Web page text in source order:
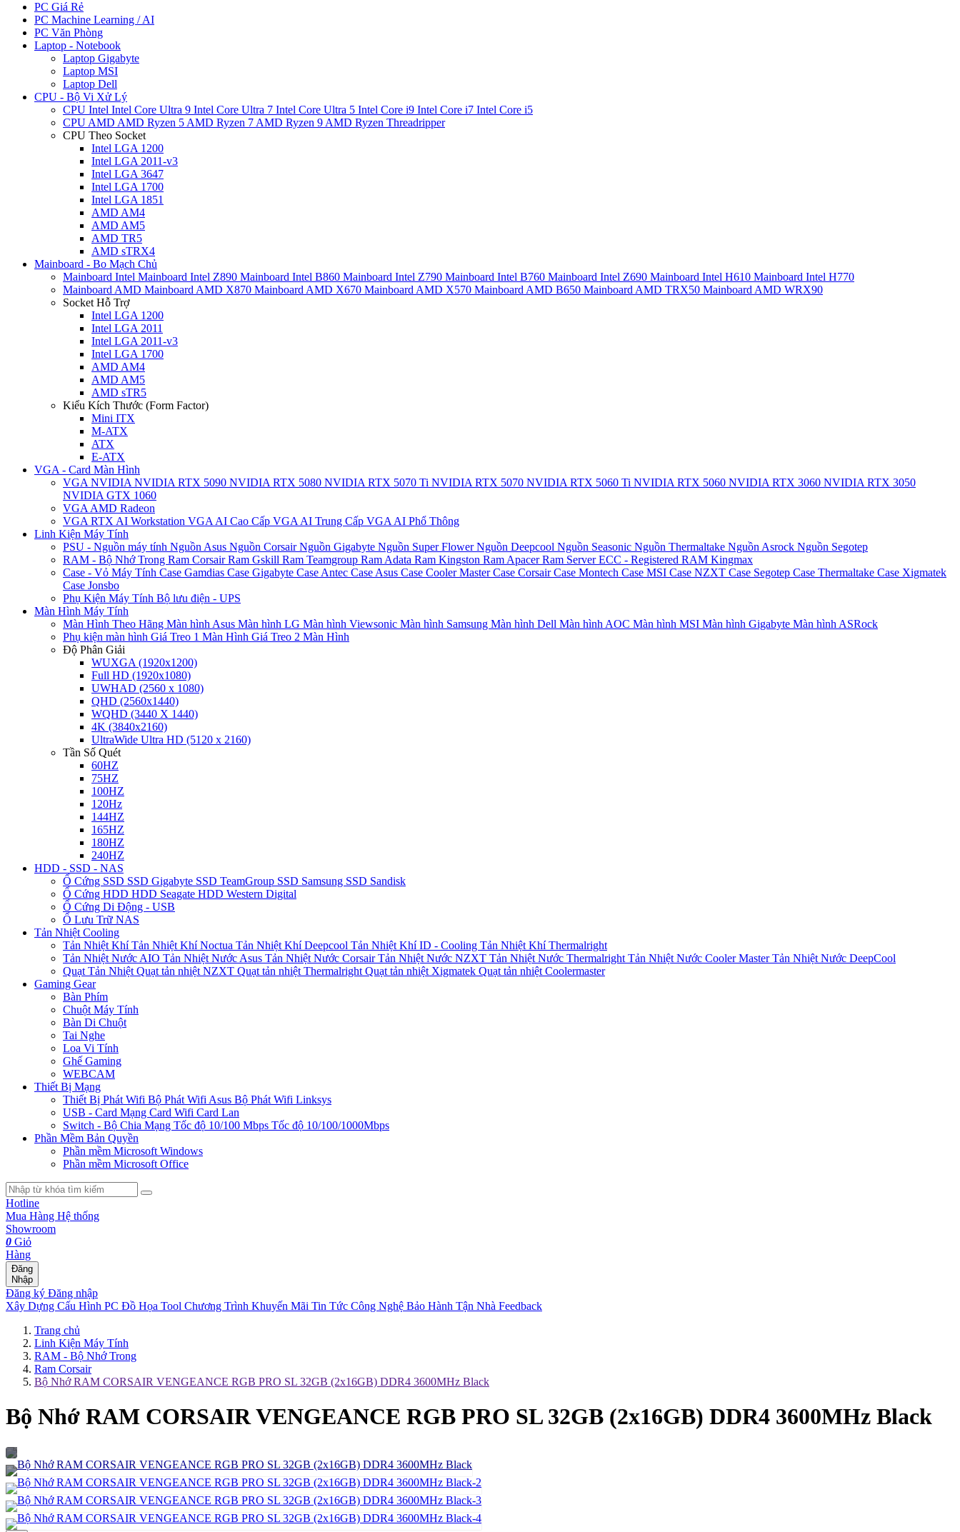
PC Giá Rẻ
PC Machine Learning / AI
PC Văn Phòng
Laptop - Notebook
Laptop Gigabyte
Laptop MSI
Laptop Dell
CPU - Bộ Vi Xử Lý
CPU Intel Intel Core Ultra 9 Intel Core Ultra 7 Intel Core Ultra 5 Intel Core i9 Intel Core i7 Intel Core i5
CPU AMD AMD Ryzen 5 AMD Ryzen 7 AMD Ryzen 9 AMD Ryzen Threadripper
CPU Theo Socket
Intel LGA 1200
Intel LGA 2011-v3
Intel LGA 3647
Intel LGA 1700
Intel LGA 1851
AMD AM4
AMD AM5
AMD TR5
AMD sTRX4
Mainboard - Bo Mạch Chủ
Mainboard Intel Mainboard Intel Z890 Mainboard Intel B860 Mainboard Intel Z790 Mainboard Intel B760 Mainboard Intel Z690 Mainboard Intel H610 Mainboard Intel H770
Mainboard AMD Mainboard AMD X870 Mainboard AMD X670 Mainboard AMD X570 Mainboard AMD B650 Mainboard AMD TRX50 Mainboard AMD WRX90
Socket Hỗ Trợ
Intel LGA 1200
Intel LGA 2011
Intel LGA 2011-v3
Intel LGA 1700
AMD AM4
AMD AM5
AMD sTR5
Kiểu Kích Thước (Form Factor)
Mini ITX
M-ATX
ATX
E-ATX
VGA - Card Màn Hình
VGA NVIDIA NVIDIA RTX 5090 NVIDIA RTX 5080 NVIDIA RTX 5070 Ti NVIDIA RTX 5070 NVIDIA RTX 5060 Ti NVIDIA RTX 5060 NVIDIA RTX 3060 NVIDIA RTX 3050
NVIDIA GTX 1060
VGA AMD Radeon
VGA RTX AI Workstation VGA AI Cao Cấp VGA AI Trung Cấp VGA AI Phổ Thông
Linh Kiện Máy Tính
PSU - Nguồn máy tính Nguồn Asus Nguồn CorsairNguồn Gigabyte Nguồn Super FlowerNguồn Deepcool Nguồn Seasonic Nguồn Thermaltake Nguồn Asrock Nguồn Segotep
RAM - Bộ Nhớ Trong Ram CorsairRam Gskill Ram Teamgroup Ram Adata Ram Kingston Ram ApacerRam Server ECC - Registered RAM Kingmax
Case - Vỏ Máy Tính Case Gamdias Case Gigabyte Case Antec Case Asus Case Cooler MasterCase CorsairCase Montech Case MSI Case NZXT Case Segotep Case Thermaltake Case Xigmatek
Case Jonsbo
Phụ Kiện Máy Tính Bộ lưu điện - UPS
Màn Hình Máy Tính
Màn Hình Theo Hãng Màn hình Asus Màn hình LG Màn hình Viewsonic Màn hình Samsung Màn hình Dell Màn hình AOC Màn hình MSI Màn hình Gigabyte Màn hình ASRock
Phụ kiện màn hình Giá Treo 1 Màn Hình Giá Treo 2 Màn Hình
Độ Phân Giải
WUXGA (1920x1200)
Full HD (1920x1080)
UWHAD (2560 x 1080)
QHD (2560x1440)
WQHD (3440 X 1440)
4K (3840x2160)
UltraWide Ultra HD (5120 x 2160)
Tần Số Quét
60HZ
75HZ
100HZ
120Hz
144HZ
165HZ
180HZ
240HZ
HDD - SSD - NAS
Ổ Cứng SSD SSD Gigabyte SSD TeamGroup SSD Samsung SSD Sandisk
Ổ Cứng HDD HDD Seagate HDD Western Digital
Ổ Cứng Di Động - USB
Ổ Lưu Trữ NAS
Tản Nhiệt Cooling
Tản Nhiệt KhíTản Nhiệt Khí Noctua Tản Nhiệt Khí Deepcool Tản Nhiệt Khí ID - Cooling Tản Nhiệt Khí Thermalright
Tản Nhiệt Nước AIO Tản Nhiệt Nước Asus Tản Nhiệt Nước CorsairTản Nhiệt Nước NZXT Tản Nhiệt Nước Thermalright Tản Nhiệt Nước Cooler MasterTản Nhiệt Nước DeepCool
Quạt Tản Nhiệt Quạt tản nhiệt NZXT Quạt tản nhiệt Thermalright Quạt tản nhiệt Xigmatek Quạt tản nhiệt Coolermaster
Gaming Gear
Bàn Phím
Chuột Máy Tính
Bàn Di Chuột
Tai Nghe
Loa Vi Tính
Ghế Gaming
WEBCAM
Thiết Bị Mạng
Thiết Bị Phát Wifi Bộ Phát Wifi Asus Bộ Phát Wifi Linksys
USB - Card Mạng Card Wifi Card Lan
Switch - Bộ Chia Mạng Tốc độ 10/100 Mbps Tốc độ 10/100/1000Mbps
Phần Mềm Bản Quyền
Phần mềm Microsoft Windows
Phần mềm Microsoft Office
Hotline
Mua Hàng Hệ thống
Showroom
0 Giỏ
Hàng
Đăng
Nhập
Đăng ký Đăng nhập
Xây Dựng Cấu Hình PC Đồ Họa Tool Chương Trình Khuyến Mãi Tin Tức Công Nghệ Bảo Hành Tận Nhà Feedback
Trang chủ
Linh Kiện Máy Tính
RAM - Bộ Nhớ Trong
Ram Corsair
Bộ Nhớ RAM CORSAIR VENGEANCE RGB PRO SL 32GB (2x16GB) DDR4 3600MHz Black
Bộ Nhớ RAM CORSAIR VENGEANCE RGB PRO SL 32GB (2x16GB) DDR4 3600MHz Black